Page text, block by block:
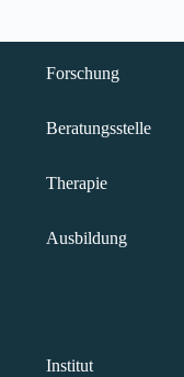
Forschung
Beratungsstelle
Therapie
Ausbildung
Institut